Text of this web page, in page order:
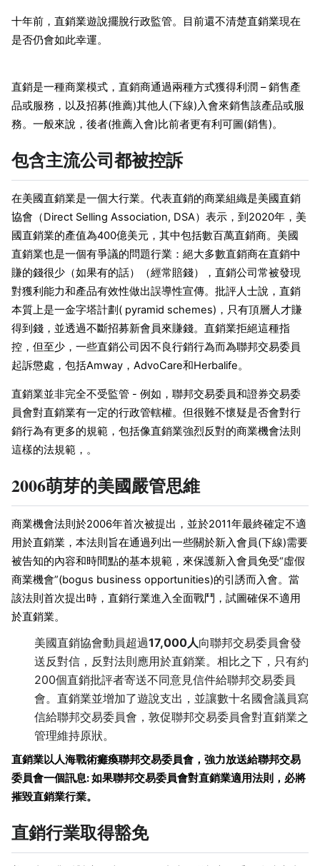
十年前，直銷業遊說擺脫行政監管。目前還不清楚直銷業現在
是否仍會如此幸運。
直銷是一種商業模式，直銷商通過兩種方式獲得利潤 – 銷售產
品或服務，以及招募(推薦)其他人(下線)入會來銷售該產品或服
務。一般來說，後者(推薦入會)比前者更有利可圖(銷售)。
包含主流公司都被控訴
在美國直銷業是一個大行業。代表直銷的商業組織是美國直銷
協會（Direct Selling Association, DSA）表示，到2020年，美
國直銷業的產值為400億美元，其中包括數百萬直銷商。美國
直銷業也是一個有爭議的問題行業：絕大多數直銷商在直銷中
賺的錢很少（如果有的話）（經常賠錢），直銷公司常被發現
對獲利能力和產品有效性做出誤導性宣傳。批評人士說，直銷
本質上是一金字塔計劃( pyramid schemes)，只有頂層人才賺
得到錢，並透過不斷招募新會員來賺錢。直銷業拒絕這種指
控，但至少，一些直銷公司因不良行銷行為而為聯邦交易委員
起訴懲處，包括Amway，AdvoCare和Herbalife。
直銷業並非完全不受監管 - 例如，聯邦交易委員和證券交易委
員會對直銷業有一定的行政管轄權。但很難不懷疑是否會對行
銷行為有更多的規範，包括像直銷業強烈反對的商業機會法則
這樣的法規範，。
2006萌芽的美國嚴管思維
商業機會法則於2006年首次被提出，並於2011年最終確定不適
用於直銷業，本法則旨在通過列出一些關於新入會員(下線)需要
被告知的內容和時間點的基本規範，來保護新入會員免受“虛假
商業機會”(bogus business opportunities)的引誘而入會。當
該法則首次提出時，直銷行業進入全面戰鬥，試圖確保不適用
於直銷業。
美國直銷協會動員超過17,000人向聯邦交易委員會發
送反對信，反對法則應用於直銷業。相比之下，只有約
200個直銷批評者寄送不同意見信件給聯邦交易委員
會。直銷業並增加了遊說支出，並讓數十名國會議員寫
信給聯邦交易委員會，敦促聯邦交易委員會對直銷業之
管理維持原狀。
直銷業以人海戰術癱瘓聯邦交易委員會，強力放送給聯邦交易
委員會一個訊息: 如果聯邦交易委員會對直銷業適用法則，必將
摧毀直銷業行業。
直銷行業取得豁免